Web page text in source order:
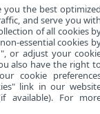
you the best
and serve you
of all cookies
essential cookies
or adjust your
also have the right
cookie
link in our
available). For